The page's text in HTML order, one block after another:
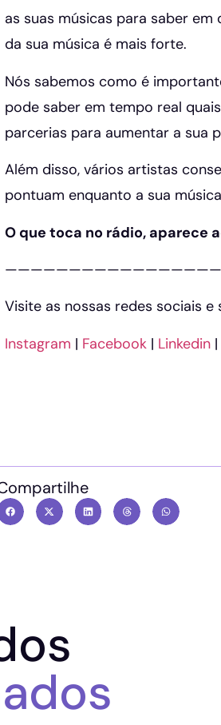
as suas músicas para saber
da sua música é mais forte.
Nós sabemos como é
pode saber em tempo real
parcerias para aumentar a sua
Além disso, vários artistas
pontuam enquanto a sua
O que toca no rádio, aparece
Visite as nossas redes sociais
Instagram | Facebook | Linkedin |